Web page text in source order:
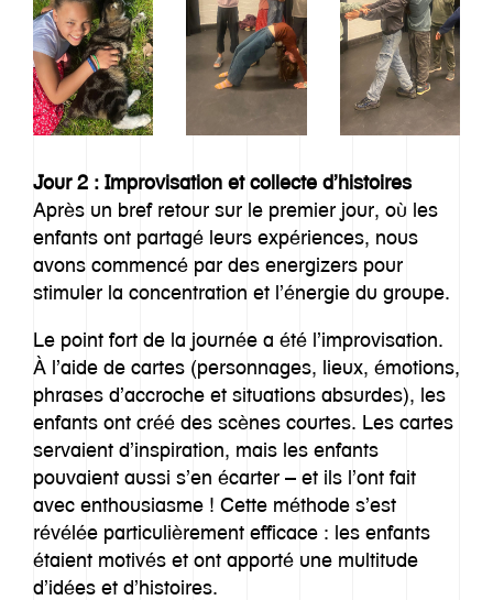
Jour 2 : Improvisation et collecte d’histoires
Après un bref retour sur le premier jour, où les
enfants ont partagé leurs expériences, nous
avons commencé par des energizers pour
stimuler la concentration et l’énergie du groupe.
Le point fort de la journée a été l’improvisation.
À l’aide de cartes (personnages, lieux, émotions,
phrases d’accroche et situations absurdes), les
enfants ont créé des scènes courtes. Les cartes
servaient d’inspiration, mais les enfants
pouvaient aussi s’en écarter – et ils l’ont fait
avec enthousiasme ! Cette méthode s’est
révélée particulièrement efficace : les enfants
étaient motivés et ont apporté une multitude
d’idées et d’histoires.